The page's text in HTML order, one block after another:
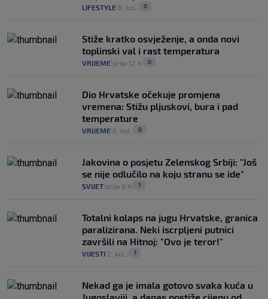
LIFESTYLE 6. kol. 0
Stiže kratko osvježenje, a onda novi
toplinski val i rast temperatura
VRIJEME prije 12 h 0
Dio Hrvatske očekuje promjena
vremena: Stižu pljuskovi, bura i pad
temperature
VRIJEME 6. kol. 0
Jakovina o posjetu Zelenskog Srbiji: "Još
se nije odlučilo na koju stranu se ide"
SVIJET prije 9 h 1
Totalni kolaps na jugu Hrvatske, granica
paralizirana. Neki iscrpljeni putnici
završili na Hitnoj: "Ovo je teror!"
VIJESTI 2. kol. 7
Nekad ga je imala gotovo svaka kuća u